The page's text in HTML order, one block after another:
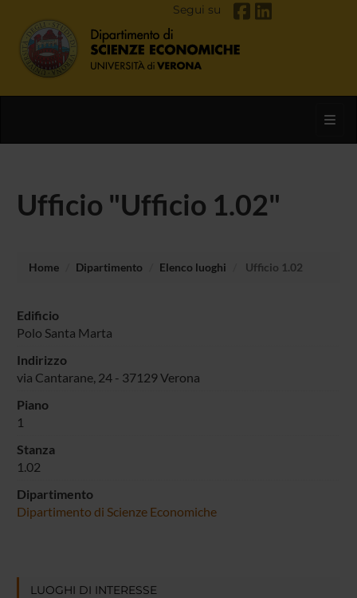
Segui su
Ufficio "Ufficio 1.02"
Home Dipartimento Elenco luoghi Ufficio 1.02
Edificio
Polo Santa Marta
Indirizzo
via Cantarane, 24 - 37129 Verona
Piano
1
Stanza
1.02
Dipartimento
Dipartimento di Scienze Economiche
LUOGHI DI INTERESSE